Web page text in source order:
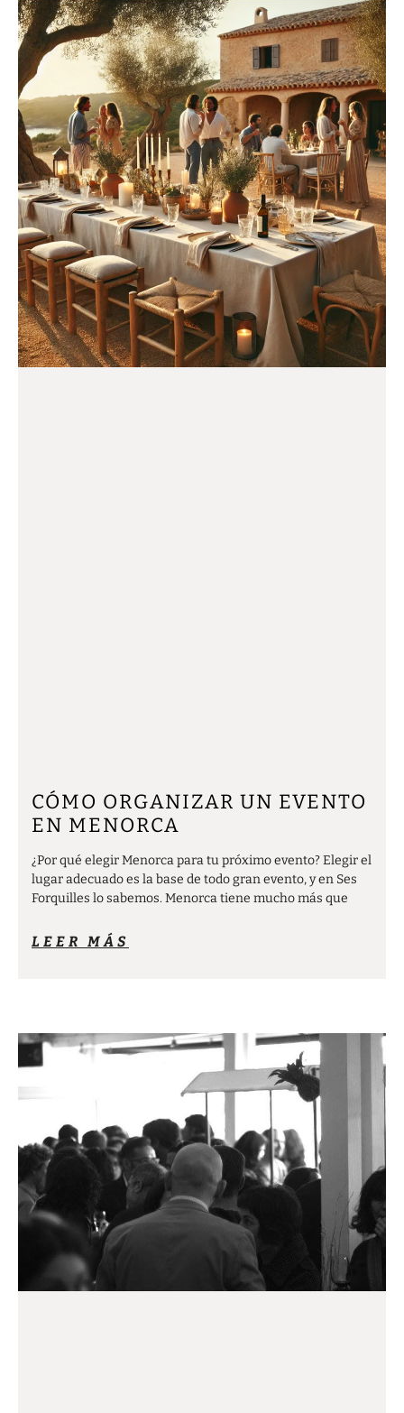
CÓMO ORGANIZAR UN EVENTO
EN MENORCA
¿Por qué elegir Menorca para tu próximo evento? Elegir el
lugar adecuado es la base de todo gran evento, y en Ses
Forquilles lo sabemos. Menorca tiene mucho más que
LEER MÁS